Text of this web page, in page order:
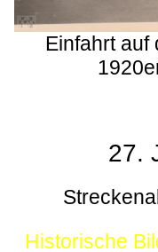
Einfahrt auf
27.
Historische